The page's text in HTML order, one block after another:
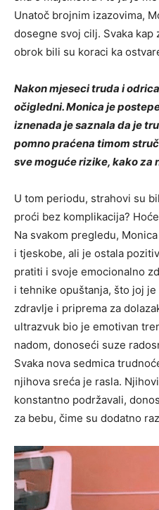
Unatoč brojnim izazovima,
dosegne svoj cilj. Svaka kap
obrok bili su koraci ka
Nakon mjeseci truda i
očigledni. Monica je
iznenada je saznala da je
pomno praćena timom
sve moguće rizike, kako za
U tom periodu, strahovi su
proći bez komplikacija?
Na svakom pregledu,
i tjeskobe, ali je ostala
pratiti i svoje emocionalno
i tehnike opuštanja, što joj
zdravlje i priprema za
ultrazvuk bio je emotivan
nadom, donoseći suze
Svaka nova sedmica
njihova sreća je rasla.
konstantno podržavali,
za bebu, čime su dodatno